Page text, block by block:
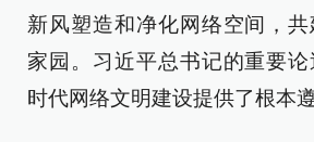
新风塑造和净化网络空间，
家园。习近平总书记的重要
时代网络文明建设提供了根本遵